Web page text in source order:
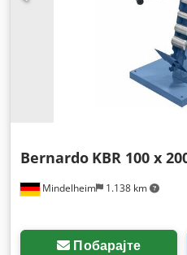
Mindelheim 1.138 km
Bernardo KBR 100 x
Побарајте